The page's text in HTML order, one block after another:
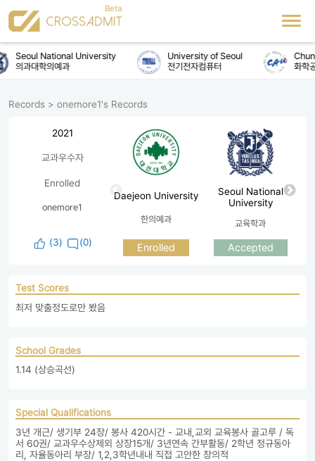
Seoul National University
의과대학의예과
University of Seoul
전기전자컴퓨터
화학
Records > onemore1's Records
2021
교과우수자
Enrolled
onemore1
(3) (0)
Daejeon University
한의예과
Enrolled
Seoul National
University
교육학과
Accepted
Test Scores
최저 맞출정도로만 봤음
School Grades
1.14 (상승곡선)
Special Qualifications
3년 개근/ 생기부 24장/ 봉사 420시간 - 교내,교외 교육봉사 골고루 / 독
서 60권/ 교과우수상제외 상장15개/ 3년연속 간부활동/ 2학년 정규동아
리, 자율동아리 부장/ 1,2,3학년내내 직접 고안한 창의적